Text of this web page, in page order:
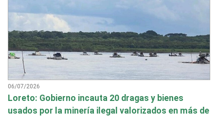
06/07/2026
Loreto: Gobierno incauta 20 dragas y bienes
usados por la minería ilegal valorizados en más de